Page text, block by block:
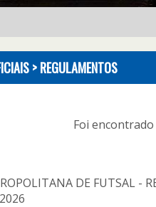
>REGULAMENTOS
Foi encontrado
DE FUTSAL -